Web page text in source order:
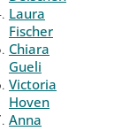
Laura
Fischer
Chiara
Gueli
Victoria
Hoven
Anna